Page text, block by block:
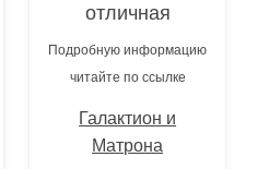
отличная
Подробную информацию
читайте по ссылке
Галактион и
Матрона